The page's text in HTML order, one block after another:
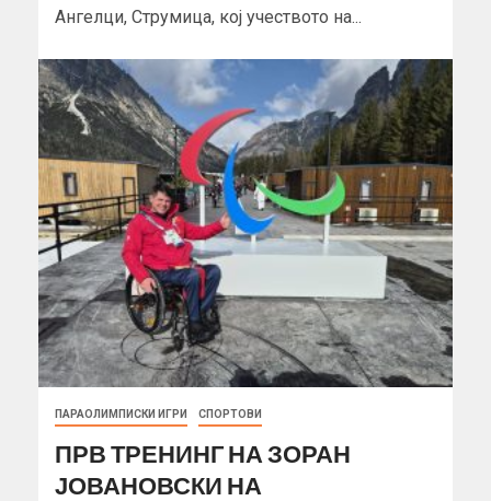
Ангелци, Струмица, кој учеството на...
ПАРАОЛИМПИСКИ ИГРИ СПОРТОВИ
ПРВ ТРЕНИНГ НА ЗОРАН
ЈОВАНОВСКИ НА